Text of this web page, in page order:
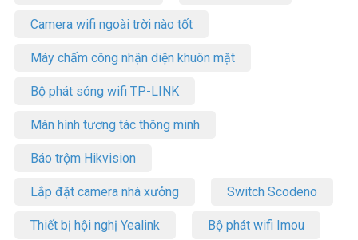
Camera wifi ngoài trời nào tốt
Máy chấm công nhận diện khuôn mặt
Bộ phát sóng wifi TP-LINK
Màn hình tương tác thông minh
Báo trộm Hikvision
Lắp đặt camera nhà xưởng Switch Scodeno
Thiết bị hội nghị Yealink Bộ phát wifi Imou